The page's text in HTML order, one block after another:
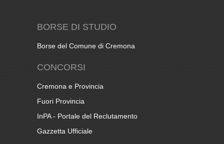
BORSE DI STUDIO
Borse del Comune di Cremona
CONCORSI
Cremona e Provincia
Fuori Provincia
InPA - Portale del Reclutamento
Gazzetta Ufficiale